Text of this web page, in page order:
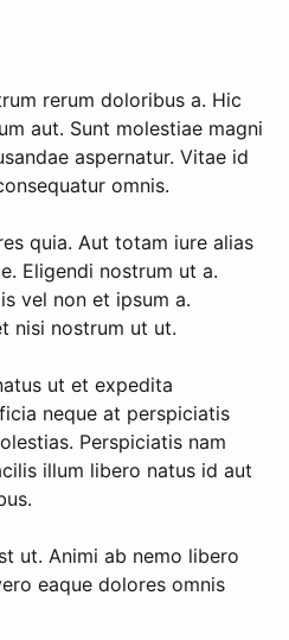
rerum doloribus a. Hic
aut. Sunt molestiae magni
aspernatur. Vitae id
omnis.
quia. Aut totam iure alias
Eligendi nostrum ut a.
vel non et ipsum a.
nisi nostrum ut ut.
ut et expedita
neque at perspiciatis
Perspiciatis nam
illum libero natus id aut
ut. Animi ab nemo libero
eaque dolores omnis